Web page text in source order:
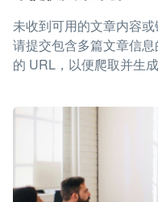
未收到可用的文章内容或
请提交包含多篇文章信
的 URL，以便爬取并生